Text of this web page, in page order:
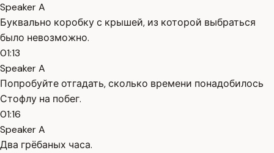
Speaker A
Буквально коробку с крышей, из которой выбраться
было невозможно.
01:13
Speaker A
Попробуйте отгадать, сколько времени понадобилось
Стофлу на побег.
01:16
Speaker A
Два грёбаных часа.